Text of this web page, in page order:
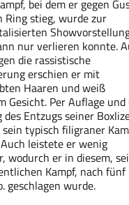
bei dem er gegen
Ring stieg, wurde zur
nur verlieren konnte.
die rassistische
erschien er mit
Haaren und weiß
Gesicht. Per Auflage
Entzugs seiner
typisch filigraner
leistete er wenig
wodurch er in diesem,
Kampf, nach fünf
geschlagen wurde.